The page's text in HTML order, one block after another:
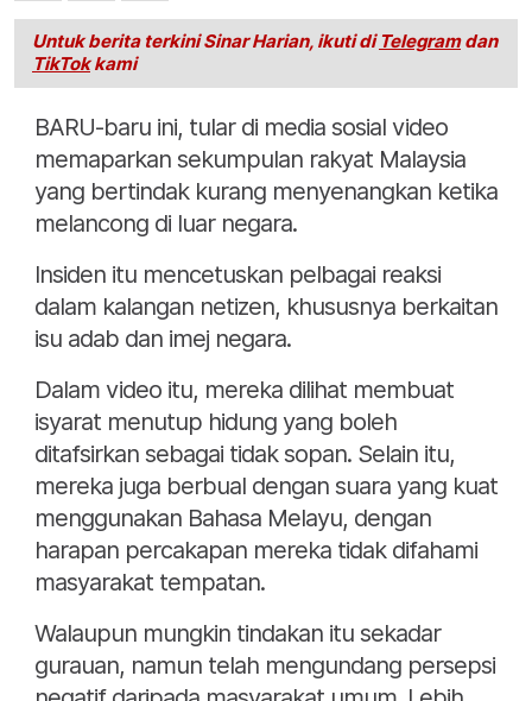
Untuk berita terkini Sinar Harian, ikuti di Telegramdan
TikTokkami
BARU-baru ini, tular di media sosial video
memaparkan sekumpulan rakyat Malaysia
yang bertindak kurang menyenangkan ketika
melancong di luar negara.
Insiden itu mencetuskan pelbagai reaksi
dalam kalangan netizen, khususnya berkaitan
isu adab dan imej negara.
Dalam video itu, mereka dilihat membuat
isyarat menutup hidung yang boleh
ditafsirkan sebagai tidak sopan. Selain itu,
mereka juga berbual dengan suara yang kuat
menggunakan Bahasa Melayu, dengan
harapan percakapan mereka tidak difahami
masyarakat tempatan.
Walaupun mungkin tindakan itu sekadar
gurauan, namun telah mengundang persepsi